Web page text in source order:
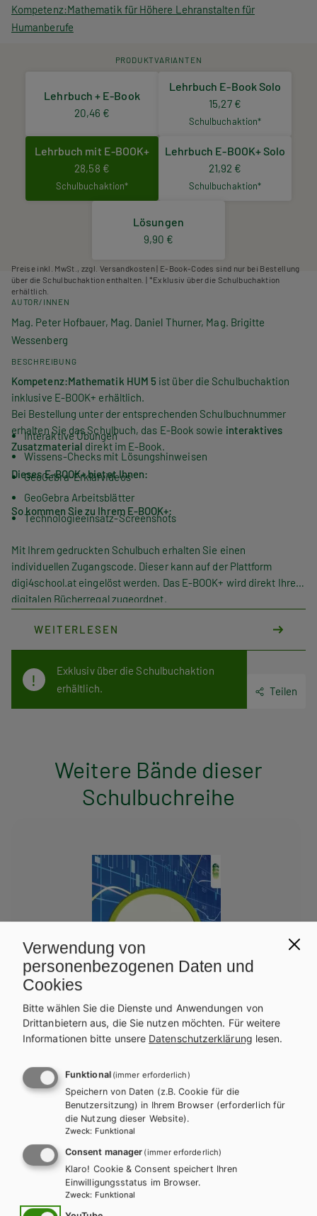
Kompetenz:Mathematik für Höhere Lehranstalten für
Humanberufe
PRODUKTVARIANTEN
Lehrbuch + E-Book
20,46 €
Lehrbuch E-Book Solo
15,27 €
Schulbuchaktion*
Lehrbuch mit E-BOOK+
28,58 €
Schulbuchaktion*
Lehrbuch E-BOOK+ Solo
21,92 €
Schulbuchaktion*
Lösungen
9,90 €
Preise inkl. MwSt., zzgl. Versandkosten | E-Book-Codes sind nur bei Bestellung
über die Schulbuchaktion enthalten. | *Exklusiv über die Schulbuchaktion
erhältlich.
AUTOR/INNEN
Mag. Peter Hofbauer, Mag. Daniel Thurner, Mag. Brigitte
Wessenberg
BESCHREIBUNG
Kompetenz:Mathematik HUM 5 ist über die Schulbuchaktion
inklusive E-BOOK+ erhältlich.
Bei Bestellung unter der entsprechenden Schulbuchnummer
erhalten Sie das Schulbuch, das E-Book sowie interaktives
Zusatzmaterial direkt im E-Book.
Dieses E-BOOK+ bietet Ihnen:
Interaktive Übungen
Wissens-Checks mit Lösungshinweisen
GeoGebra-Erklärvideos
GeoGebra Arbeitsblätter
Technologieeinsatz-Screenshots
So kommen Sie zu Ihrem E-BOOK+:
Mit Ihrem gedruckten Schulbuch erhalten Sie einen
individuellen Zugangscode. Dieser kann auf der Plattform
digi4school.at eingelöst werden. Das E-BOOK+ wird direkt Ihrem
digitalen Bücherregal zugeordnet.
WEITERLESEN
Exklusiv über die Schulbuchaktion
erhältlich.
Teilen
Weitere Bände dieser
Schulbuchreihe
HUM/FS
Kompetenz:Mathematik, Band 1 für Höhere
Lehranstalten für Humanberufe
Lehrbuch + E-Book
Verwendung von
personenbezogenen Daten und
Cookies
Bitte wählen Sie die Dienste und Anwendungen von
Drittanbietern aus, die Sie nutzen möchten. Für weitere
Informationen bitte unsere Datenschutzerklärung lesen.
Funktional (immer erforderlich)
Speichern von Daten (z.B. Cookie für die
Benutzersitzung) in Ihrem Browser (erforderlich für
die Nutzung dieser Website).
Zweck: Funktional
Consent manager (immer erforderlich)
Klaro! Cookie & Consent speichert Ihren
Einwilligungsstatus im Browser.
Zweck: Funktional